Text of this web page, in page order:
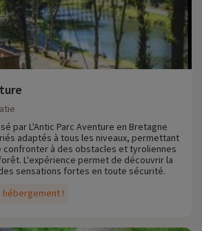
!
par L'Antic Parc Aventure en Bretagne
adaptés à tous les niveaux, permettant
confronter à des obstacles et tyroliennes
L'expérience permet de découvrir la
sensations fortes en toute sécurité.